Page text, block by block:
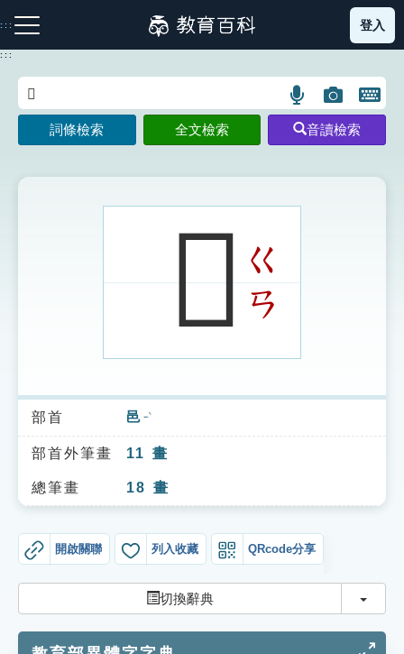
到
主
:::
注音索引圖示 筆畫索引圖示 部首索引表圖示
索引選單
知識索引
單字索引
登入
:::
語
言
搜
示
圖
片
搜
開
鍵
圖
詞條檢索 全文檢索 音讀檢索
𨝝ㄍ
ㄢ
部首 邑 ㄧˋ
部首外筆畫 11 畫
總筆畫 18 畫
開啟關聯 列入收藏 QRcode分享
切換辭典 切換